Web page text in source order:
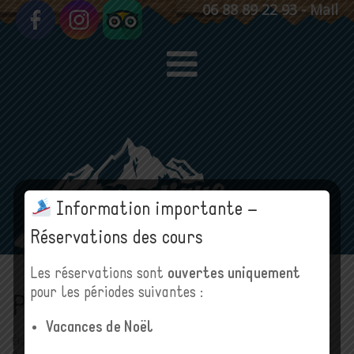
06 88 89 22 93-Mail
Panier
Élan Nordique - Ski de fond, Biathlon à Cauterets dans les Hautes
Information importante –
Réservations des cours
Les réservations sont ouvertes uniquement
pour les périodes suivantes :
Vacances de Noël